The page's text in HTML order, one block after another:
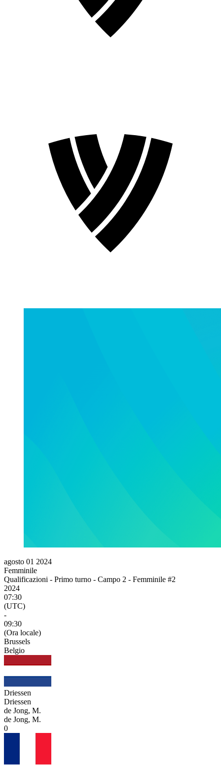
agosto 01 2024
Femminile
Qualificazioni - Primo turno - Campo 2 - Femminile #2
2024
07:30
(UTC)
-
09:30
(Ora locale)
Brussels
Belgio
Driessen
Driessen
de Jong, M.
de Jong, M.
0